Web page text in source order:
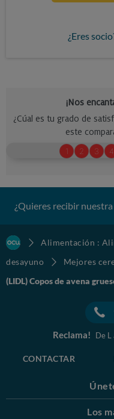
¿Eres
¿Quieres recibir
Alimentación :
desayuno
Mejores
(LIDL) Copos de avena
Reclama! De L
CONTACTAR
Los